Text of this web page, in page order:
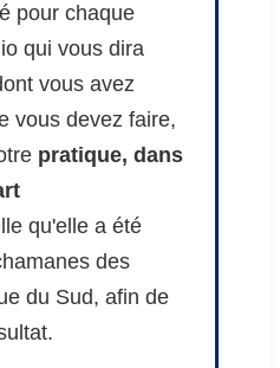
pour chaque
qui vous dira
vous avez
vous devez faire,
pratique, dans
qu'elle a été
des
du Sud, afin de